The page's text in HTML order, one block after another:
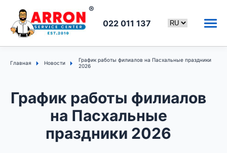
022 011 137
Главная Новости
График работы филиалов на Пасхальные праздники
2026
График работы филиалов
на Пасхальные
праздники 2026